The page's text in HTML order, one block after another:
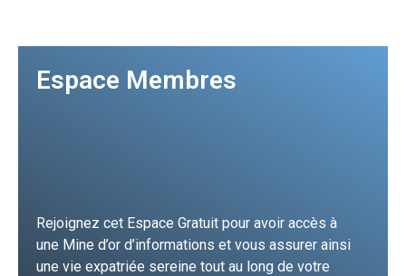
Espace Membres
Rejoignez cet Espace Gratuit pour avoir accès à
une Mine d’or d’informations et vous assurer ainsi
une vie expatriée sereine tout au long de votre